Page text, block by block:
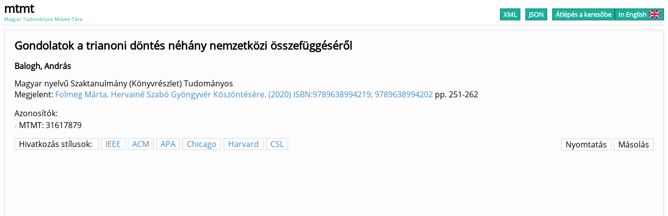
mtmt
Magyar Tudományos Művek Tára XML JSON Átlépés a keresőbe In English
Gondolatok a trianoni döntés néhány nemzetközi összefüggéséről
Balogh, András
Magyar nyelvű Szaktanulmány (Könyvrészlet) Tudományos
Megjelent: Folmeg Márta. Hervainé Szabó Gyöngyvér Köszöntésére. (2020) ISBN:9789638994219; 9789638994202 pp. 251-262
Azonosítók
MTMT: 31617879
Hivatkozás stílusok:
IEEE ACM APA Chicago Harvard CSL Másolás
Nyomtatás